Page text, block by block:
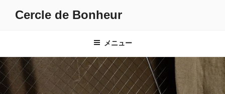
へ
ス
キ
Cercle de Bonheur
メニュー